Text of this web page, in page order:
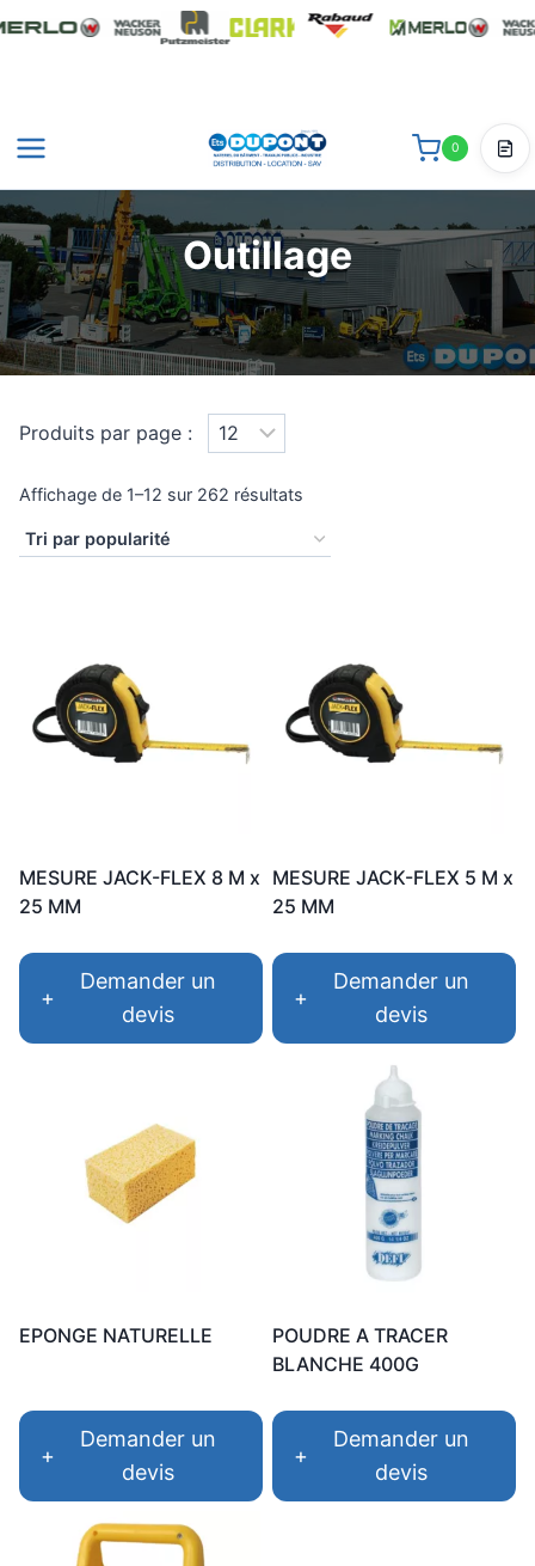
0
Outillage
Produits par page :
Affichage de 1–12 sur 262 résultats
MESURE JACK-FLEX 8 M x
25 MM
+
Demander un
devis
MESURE JACK-FLEX 5 M x
25 MM
+
Demander un
devis
EPONGE NATURELLE
+
Demander un
devis
POUDRE A TRACER
BLANCHE 400G
+
Demander un
devis